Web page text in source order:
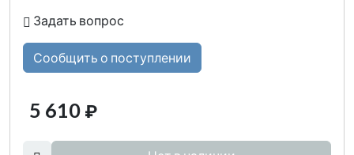
Задать вопрос
Сообщить о поступлении
5 610 ₽